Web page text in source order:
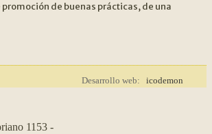
de buenas prácticas, de una
1153 -
Desarrollo web: icodemon